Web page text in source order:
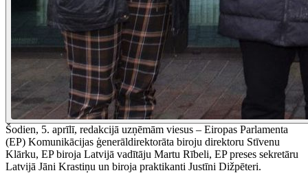
Šodien, 5. aprīlī, redakcijā uzņēmām viesus – Eiropas Parlamenta
(EP) Komunikācijas ģenerāldirektorāta biroju direktoru Stīvenu
Klārku, EP biroja Latvijā vadītāju Martu Rībeli, EP preses sekretāru
Latvijā Jāni Krastiņu un biroja praktikanti Justīni Dižpēteri.